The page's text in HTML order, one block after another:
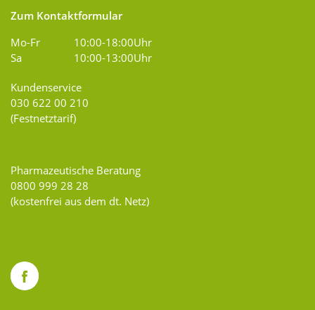
Zum Kontaktformular
Mo-Fr
10:00-18:00Uhr
Sa
10:00-13:00Uhr
Kundenservice
030 622 00 210
(Festnetztarif)
Pharmazeutische Beratung
0800 999 28 28
(kostenfrei aus dem dt. Netz)